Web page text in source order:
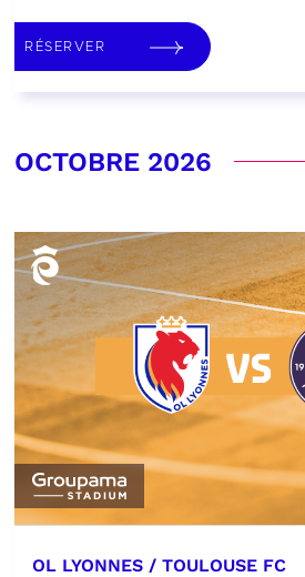
RÉSERVER
OCTOBRE 2026
OL LYONNES / TOULOUSE FC